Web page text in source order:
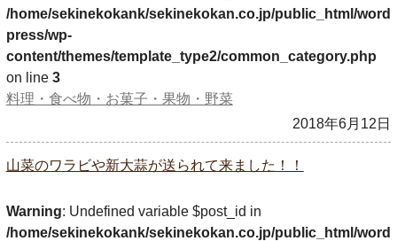
/home/sekinekokank/sekinekokan.co.jp/public_html/word
press/wp-
content/themes/template_type2/common_category.php
on line 3
料理・食べ物・お菓子・果物・野菜
2018年6月12日
山菜のワラビや新大蒜が送られて来ました！！
Warning: Undefined variable $post_id in
/home/sekinekokank/sekinekokan.co.jp/public_html/word